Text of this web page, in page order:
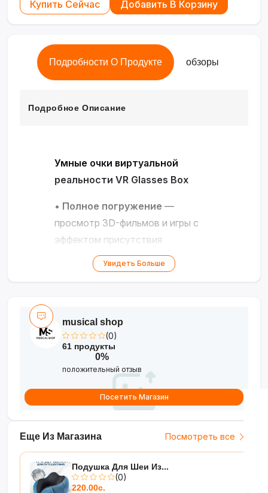
Купить Сейчас Добавить В Корзину
Подробности О Продукте обзоры
Подробное Описание
Умные очки виртуальной
реальности VR Glasses Box
• Полное погружение —
просмотр 3D-фильмов и игры с
эффектом присутствия
Умные функции— голосовое
управление, Bluetooth,
регулируемый размер, дышащий
материал, легкий корпус
Универсальность
совместимость со смартфонами,
складная конструкция
технологии!
Увидеть Больше
Еще Из Магазина Посмотреть все
Подушка Для Шеи Из...
(0)
220.00с.
musical shop
(0)
61 продукты
0%
положительный отзыв
Посетить Магазин